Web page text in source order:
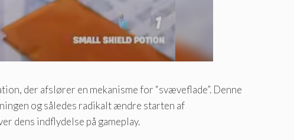
der afslører en mekanisme for “svæveflade”. Denne
og således radikalt ændre starten af
dens indflydelse på gameplay.